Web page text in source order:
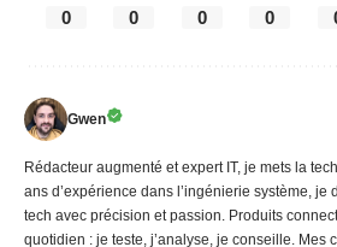
0 0 0 0
Gwen
Rédacteur augmenté et expert IT, je mets la
ans d’expérience dans l’ingénierie système, je
tech avec précision et passion. Produits
quotidien : je teste, j’analyse, je conseille. Mes